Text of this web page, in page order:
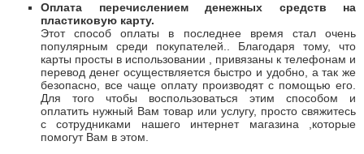
Оплата перечислением денежных средств на
пластиковую карту.
Этот способ оплаты в последнее время стал очень
популярным среди покупателей.. Благодаря тому, что
карты просты в использовании , привязаны к телефонам и
перевод денег осуществляется быстро и удобно, а так же
безопасно, все чаще оплату производят с помощью его.
Для того чтобы воспользоваться этим способом и
оплатить нужный Вам товар или услугу, просто свяжитесь
с сотрудниками нашего интернет магазина ,которые
помогут Вам в этом.